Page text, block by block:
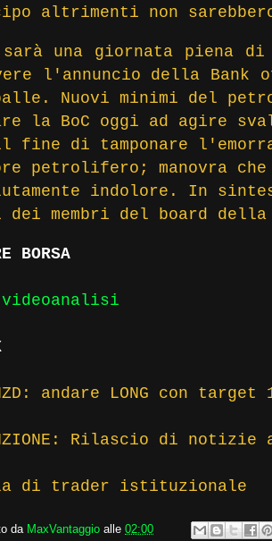
altrimenti non
sarà una giornata piena
l'annuncio della Bank
Nuovi minimi del
la BoC oggi ad agire
fine di tamponare
petrolifero; manovra che
indolore. In
dei membri del board della
BORSA
videoanalisi
andare LONG con target
Rilascio di
di trader istituzionale
da MaxVantaggio alle 02:00